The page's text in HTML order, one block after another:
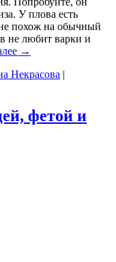
У плова есть
похож на обычный
не любит варки и
→
Некрасова |
фетой и